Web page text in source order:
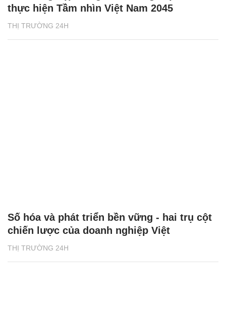
THỊ TRƯỜNG 24H
thực hiện Tầm nhìn Việt Nam 2045
THỊ TRƯỜNG 24H
Số hóa và phát triển bền vững - hai trụ cột
chiến lược của doanh nghiệp Việt